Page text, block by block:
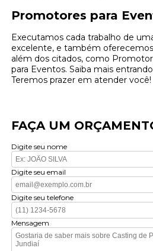
Promotores para
Executamos cada trabalho de
excelente, e também
além dos citados, como
para Eventos. Saiba mais
Teremos prazer em atender você!
FAÇA UM
Digite seu nome
Digite seu email
Digite seu telefone
Mensagem